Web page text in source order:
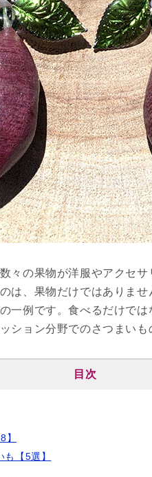
々の果物が洋服やアクセサ
は、果物だけではありま
一例です。食べるだけで
ション分野でのさつまいも
目次
【5選】